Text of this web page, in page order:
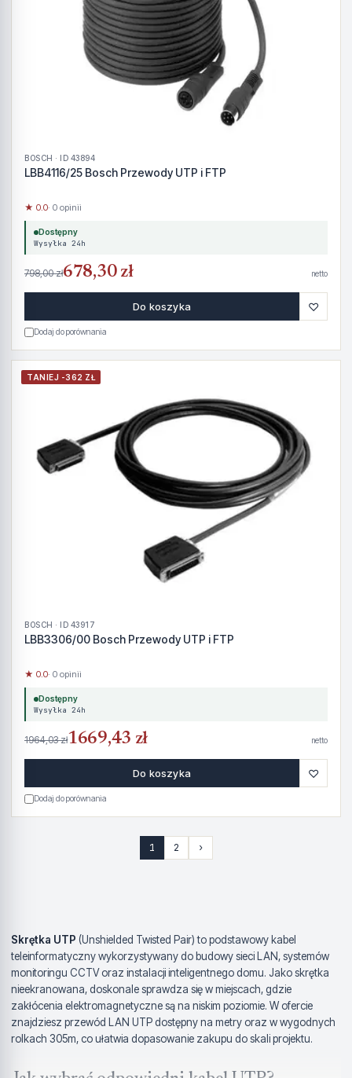
BOSCH · ID 43894
LBB4116/25 Bosch Przewody UTP i FTP
★ 0.0· 0 opinii
Dostępny
Wysyłka 24h
798,00 zł678,30 zł netto
Do koszyka ♡
Dodaj do porównania
TANIEJ -362 ZŁ
BOSCH · ID 43917
LBB3306/00 Bosch Przewody UTP i FTP
★ 0.0· 0 opinii
Dostępny
Wysyłka 24h
1964,03 zł1669,43 zł netto
Do koszyka ♡
Dodaj do porównania
1 2 ›
Skrętka UTP (Unshielded Twisted Pair) to podstawowy kabel
teleinformatyczny wykorzystywany do budowy sieci LAN, systemów
monitoringu CCTV oraz instalacji inteligentnego domu. Jako skrętka
nieekranowana, doskonale sprawdza się w miejscach, gdzie
zakłócenia elektromagnetyczne są na niskim poziomie. W ofercie
znajdziesz przewód LAN UTP dostępny na metry oraz w wygodnych
rolkach 305m, co ułatwia dopasowanie zakupu do skali projektu.